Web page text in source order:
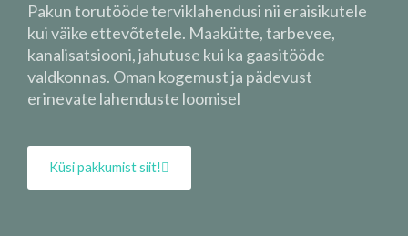
Pakun torutööde terviklahendusi nii eraisikutele
kui väike ettevõtetele. Maakütte, tarbevee,
kanalisatsiooni, jahutuse kui ka gaasitööde
valdkonnas. Oman kogemust ja pädevust
erinevate lahenduste loomisel
Küsi pakkumist siit!